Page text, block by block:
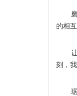
磨头
的相
让闪
刻，
琚际